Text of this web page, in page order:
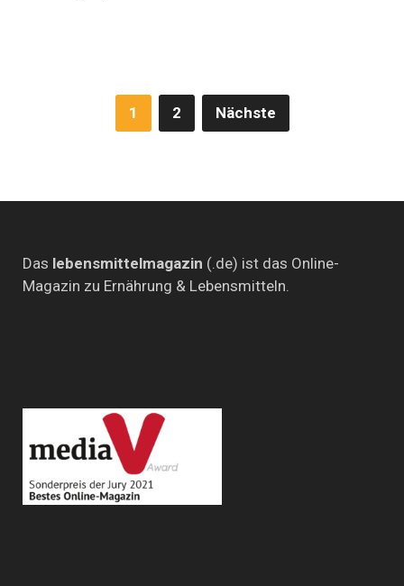
Seitennummerierung
1 2 Nächste
Das lebensmittelmagazin (.de) ist das Online-
Magazin zu Ernährung & Lebensmitteln.